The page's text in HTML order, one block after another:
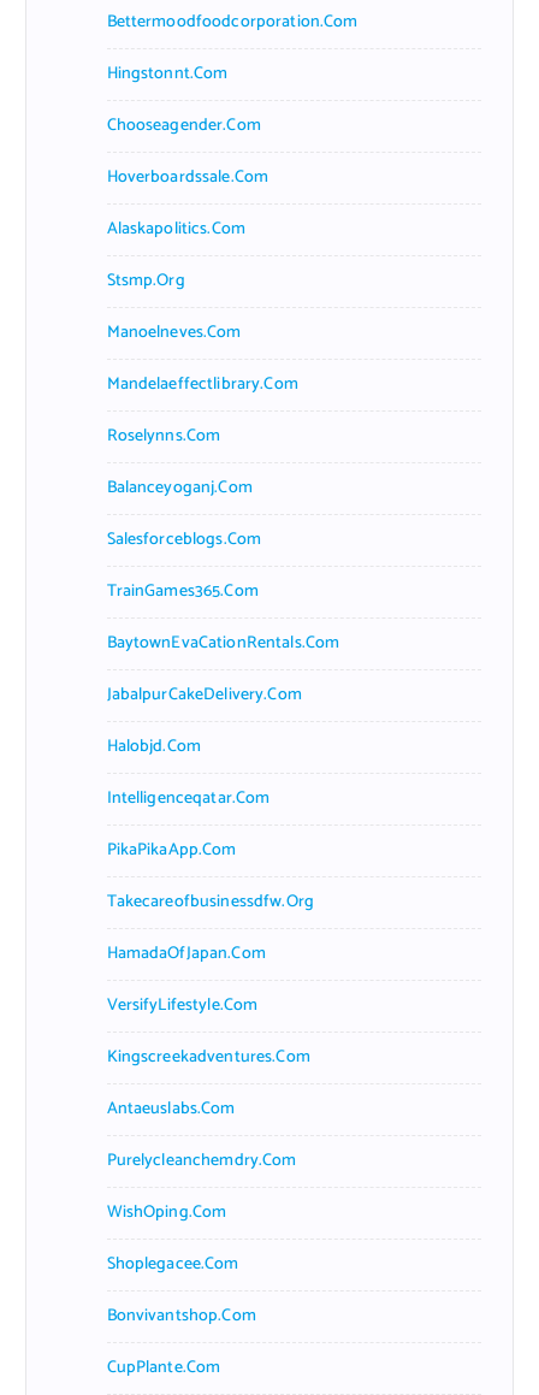
Bettermoodfoodcorporation.com
Hingstonnt.com
Chooseagender.com
Hoverboardssale.com
Alaskapolitics.com
Stsmp.org
Manoelneves.com
Mandelaeffectlibrary.com
Roselynns.com
Balanceyoganj.com
Salesforceblogs.com
TrainGames365.com
BaytownEvaCationRentals.com
JabalpurCakeDelivery.com
Halobjd.com
Intelligenceqatar.com
PikaPikaApp.com
Takecareofbusinessdfw.org
HamadaOfJapan.com
VersifyLifestyle.com
Kingscreekadventures.com
Antaeuslabs.com
Purelycleanchemdry.com
WishOping.com
Shoplegacee.com
Bonvivantshop.com
CupPlante.com